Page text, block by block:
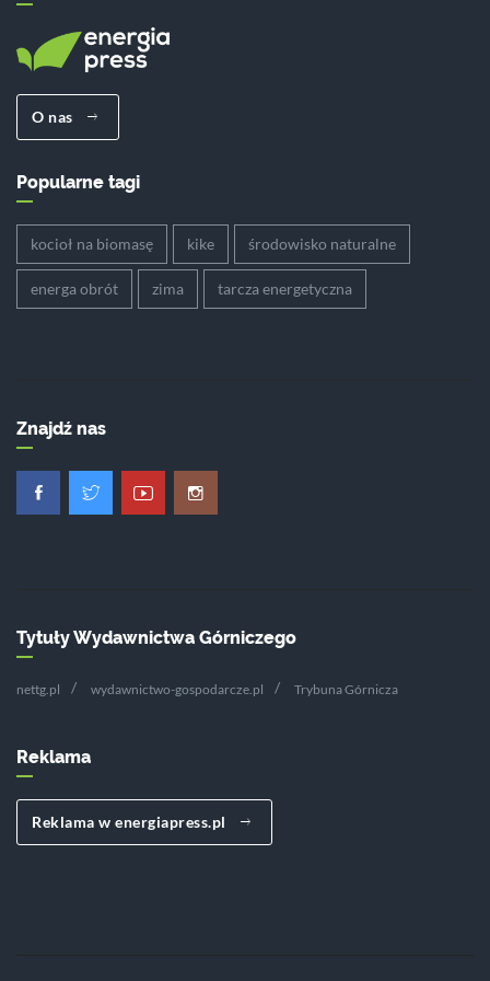
O nas
Popularne tagi
kocioł na biomasę kike środowisko naturalne
energa obrót zima tarcza energetyczna
Znajdź nas
Tytuły Wydawnictwa Górniczego
nettg.pl wydawnictwo-gospodarcze.pl Trybuna Górnicza
Reklama
Reklama w energiapress.pl